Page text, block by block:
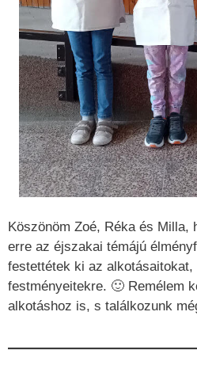
Köszönöm Zoé, Réka és Milla,
erre az éjszakai témájú
festettétek ki az
festményeitekre. 🙂 Remélem
alkotáshoz is, s találkozunk